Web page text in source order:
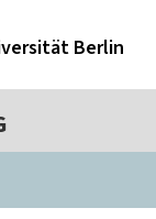
Berlin